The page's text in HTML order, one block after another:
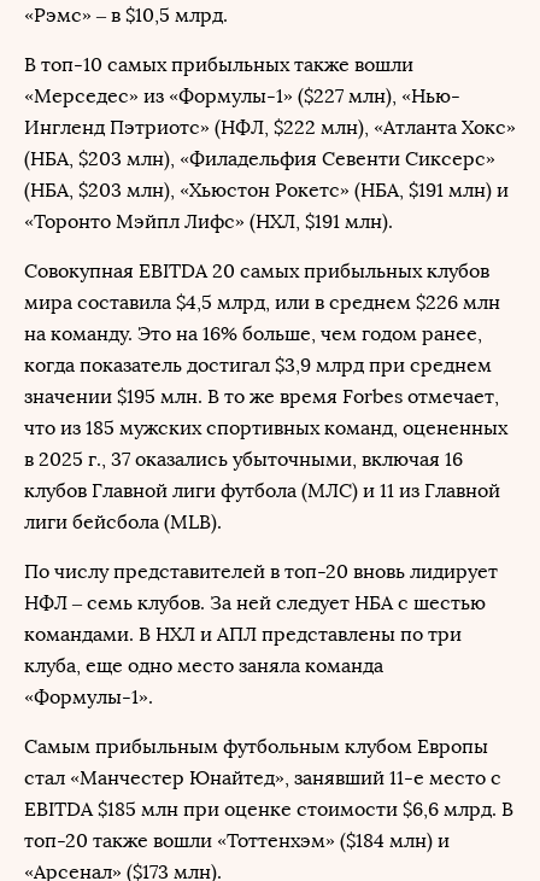
«Рэмс» – в $10,5 млрд.
В топ-10 самых прибыльных также вошли
«Мерседес» из «Формулы-1» ($227 млн), «Нью-
Ингленд Пэтриотс» (НФЛ, $222 млн), «Атланта Хокс»
(НБА, $203 млн), «Филадельфия Севенти Сиксерс»
(НБА, $203 млн), «Хьюстон Рокетс» (НБА, $191 млн) и
«Торонто Мэйпл Лифс» (НХЛ, $191 млн).
Совокупная EBITDA 20 самых прибыльных клубов
мира составила $4,5 млрд, или в среднем $226 млн
на команду. Это на 16% больше, чем годом ранее,
когда показатель достигал $3,9 млрд при среднем
значении $195 млн. В то же время Forbes отмечает,
что из 185 мужских спортивных команд, оцененных
в 2025 г., 37 оказались убыточными, включая 16
клубов Главной лиги футбола (МЛС) и 11 из Главной
лиги бейсбола (MLB).
По числу представителей в топ-20 вновь лидирует
НФЛ – семь клубов. За ней следует НБА с шестью
командами. В НХЛ и АПЛ представлены по три
клуба, еще одно место заняла команда
«Формулы-1».
Самым прибыльным футбольным клубом Европы
стал «Манчестер Юнайтед», занявший 11-е место с
EBITDA $185 млн при оценке стоимости $6,6 млрд. В
топ-20 также вошли «Тоттенхэм» ($184 млн) и
«Арсенал» ($173 млн).